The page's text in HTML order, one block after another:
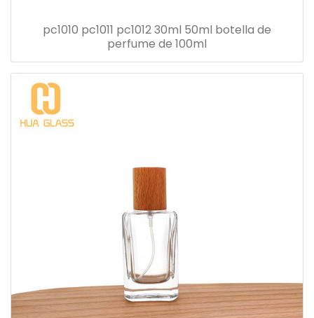
pc1010 pc1011 pc1012 30ml 50ml botella de
perfume de 100ml